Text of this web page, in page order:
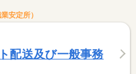
安定所）
配送及び一般事務